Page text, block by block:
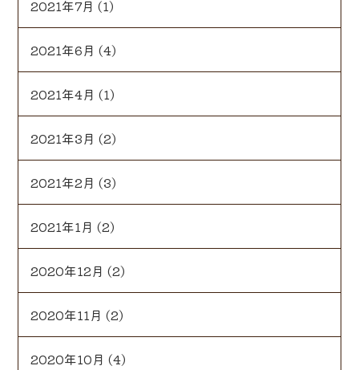
2021年7月 (1)
2021年6月 (4)
2021年4月 (1)
2021年3月 (2)
2021年2月 (3)
2021年1月 (2)
2020年12月 (2)
2020年11月 (2)
2020年10月 (4)